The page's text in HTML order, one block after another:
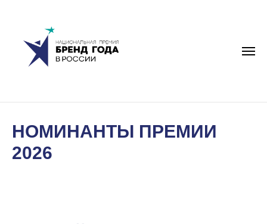
НОМИНАНТЫ ПРЕМИИ
2026